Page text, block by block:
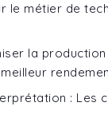
le métier de
la production
: Les